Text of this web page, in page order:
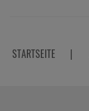
STARTSEITE |